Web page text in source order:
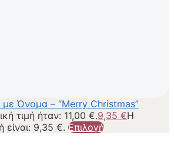
Όνομα – “Merry Christmas”
τιμή ήταν: 11,00 €.9,35 €Η
είναι: 9,35 €. Επιλογή